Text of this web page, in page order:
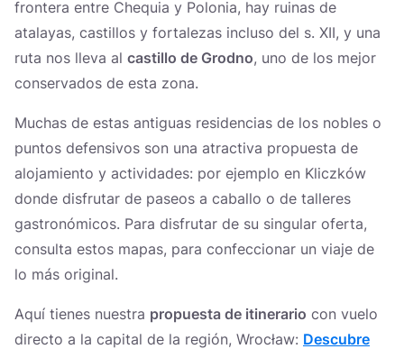
frontera entre Chequia y Polonia, hay ruinas de
atalayas, castillos y fortalezas incluso del s. XII, y una
ruta nos lleva al castillo de Grodno, uno de los mejor
conservados de esta zona.
Muchas de estas antiguas residencias de los nobles o
puntos defensivos son una atractiva propuesta de
alojamiento y actividades: por ejemplo en Kliczków
donde disfrutar de paseos a caballo o de talleres
gastronómicos. Para disfrutar de su singular oferta,
consulta estos mapas, para confeccionar un viaje de
lo más original.
Aquí tienes nuestra propuesta de itinerario con vuelo
directo a la capital de la región, Wrocław: Descubre